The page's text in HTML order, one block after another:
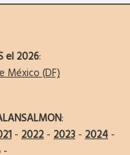
el 2026:
México (DF)
:
- 2022 - 2023 - 2024 -
-